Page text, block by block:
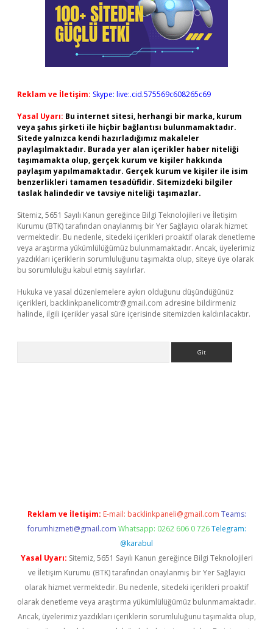
Reklam ve İletişim: Skype: live:.cid.575569c608265c69
Yasal Uyarı: Bu internet sitesi, herhangi bir marka, kurum
veya şahıs şirketi ile hiçbir bağlantısı bulunmamaktadır.
Sitede yalnızca kendi hazırladığımız makaleler
paylaşılmaktadır. Burada yer alan içerikler haber niteliği
taşımamakta olup, gerçek kurum ve kişiler hakkında
paylaşım yapılmamaktadır. Gerçek kurum ve kişiler ile isim
benzerlikleri tamamen tesadüfidir. Sitemizdeki bilgiler
taslak halindedir ve tavsiye niteliği taşımazlar.
Sitemiz, 5651 Sayılı Kanun gereğince Bilgi Teknolojileri ve İletişim
Kurumu (BTK) tarafından onaylanmış bir Yer Sağlayıcı olarak hizmet
vermektedir. Bu nedenle, sitedeki içerikleri proaktif olarak denetleme
veya araştırma yükümlülüğümüz bulunmamaktadır. Ancak, üyelerimiz
yazdıkları içeriklerin sorumluluğunu taşımakta olup, siteye üye olarak
bu sorumluluğu kabul etmiş sayılırlar.
Hukuka ve yasal düzenlemelere aykırı olduğunu düşündüğünüz
içerikleri, backlinkpanelicomtr@gmail.com adresine bildirmeniz
halinde, ilgili içerikler yasal süre içerisinde sitemizden kaldırılacaktır.
Reklam ve İletişim: E-mail: backlinkpaneli@gmail.com Teams:
forumhizmeti@gmail.com Whatsapp: 0262 606 0 726 Telegram:
@karabul
Yasal Uyarı: Sitemiz, 5651 Sayılı Kanun gereğince Bilgi Teknolojileri
ve İletişim Kurumu (BTK) tarafından onaylanmış bir Yer Sağlayıcı
olarak hizmet vermektedir. Bu nedenle, sitedeki içerikleri proaktif
olarak denetleme veya araştırma yükümlülüğümüz bulunmamaktadır.
Ancak, üyelerimiz yazdıkları içeriklerin sorumluluğunu taşımakta olup,